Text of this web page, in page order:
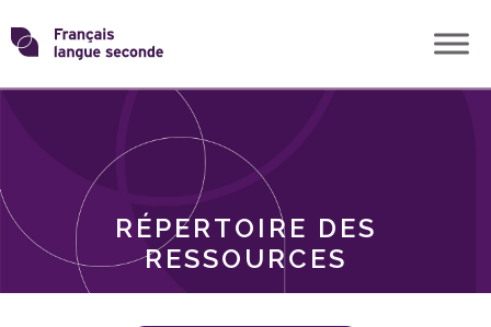
Skip
toTransformons
langue
RÉPERTOIRE DES
RESSOURCES
THÈMES